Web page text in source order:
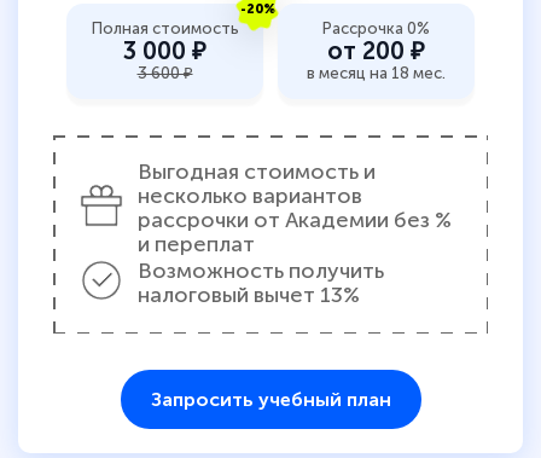
-20%
Полная стоимость
3 000 ₽
3 600 ₽
Рассрочка 0%
от 200 ₽
в месяц на 18 мес.
Выгодная стоимость и
несколько вариантов
рассрочки от Академии без %
и переплат
Возможность получить
налоговый вычет 13%
Запросить учебный план